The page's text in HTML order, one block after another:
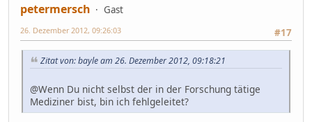
petermersch
Gast
#17
26. Dezember 2012, 09:26:03
Zitat von: bayle am 26. Dezember 2012, 09:18:21
@Wenn Du nicht selbst der in der Forschung tätige
Mediziner bist, bin ich fehlgeleitet?